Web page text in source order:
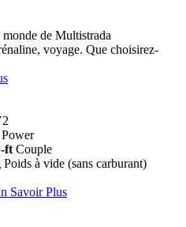
de Multistrada
voyage. Que choisirez-
Power
ft Couple
Poids à vide (sans carburant)
Savoir Plus